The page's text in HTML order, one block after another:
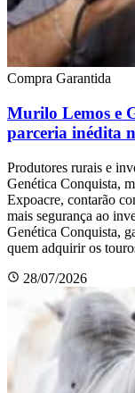
Compra Garantida
Murilo Lemos e
parceria inédita
Produtores rurais e
Genética Conquista,
Expoacre, contarão
mais segurança ao
Genética Conquista,
quem adquirir os
28/07/2026